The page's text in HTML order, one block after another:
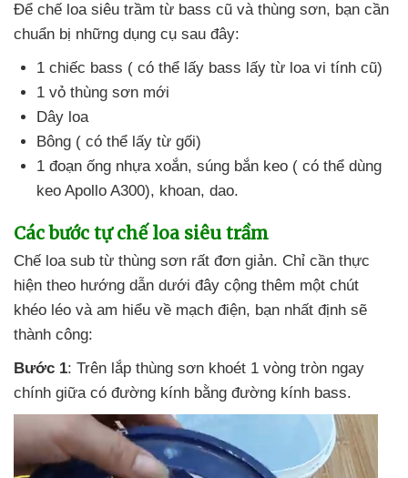
Để chế loa siêu trầm từ bass cũ và thùng sơn, bạn cần
chuẩn bị những dụng cụ sau đây:
1 chiếc bass ( có thể lấy bass lấy từ loa vi tính cũ)
1 vỏ thùng sơn mới
Dây loa
Bông ( có thể lấy từ gối)
1 đoạn ống nhựa xoắn, súng bắn keo ( có thể dùng
keo Apollo A300), khoan, dao.
Các bước tự chế loa siêu trầm
Chế loa sub từ thùng sơn rất đơn giản. Chỉ cần thực
hiện theo hướng dẫn dưới đây cộng thêm một chút
khéo léo và am hiểu về mạch điện, bạn nhất định sẽ
thành công:
Bước 1: Trên lắp thùng sơn khoét 1 vòng tròn ngay
chính giữa có đường kính bằng đường kính bass.